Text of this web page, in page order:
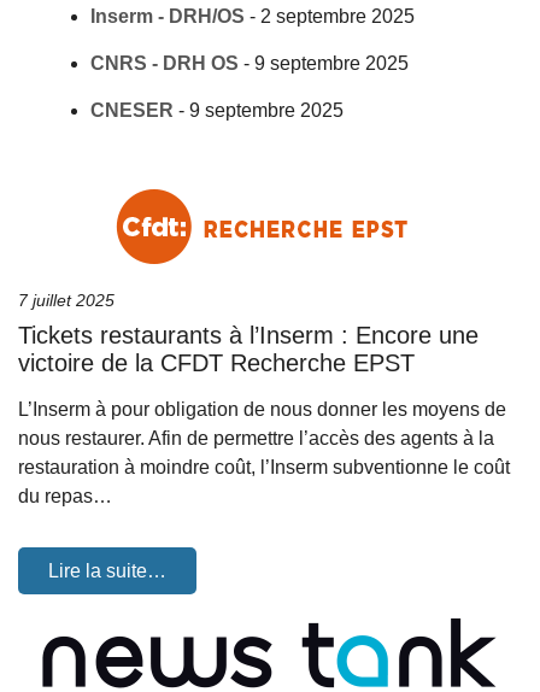
Inserm - DRH/OS - 2 septembre 2025
CNRS - DRH OS - 9 septembre 2025
CNESER - 9 septembre 2025
7 juillet 2025
Tickets restaurants à l’Inserm : Encore une
victoire de la CFDT Recherche EPST
L’Inserm à pour obligation de nous donner les moyens de
nous restaurer. Afin de permettre l’accès des agents à la
restauration à moindre coût, l’Inserm subventionne le coût
du repas…
Lire la suite…